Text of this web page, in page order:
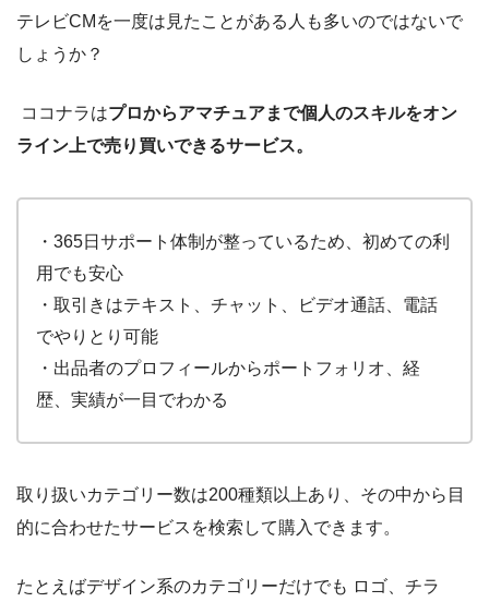
テレビCM を一度は見たことがある人も多いのではないで
しょうか？
ココナラはプロからアマチュアまで個人のスキルをオン
ライン上で売り買いできるサービス。
・365日サポート体制が整っているため、初めての利
用でも安心
・取引きはテキスト、チャット、ビデオ通話、電話
でやりとり可能
・出品者のプロフィールからポートフォリオ、経
歴、実績が一目でわかる
取り扱いカテゴリー数は200種類以上あり、その中から目
的に合わせたサービスを検索して購入できます。
たとえばデザイン系のカテゴリーだけでも ロゴ、チラ